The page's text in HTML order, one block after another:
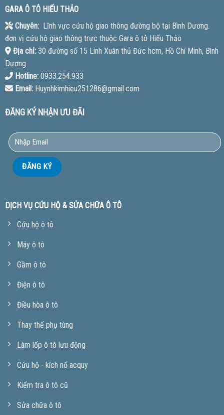
GARA Ô TÔ HIẾU THẢO
Chuyên:Lĩnh vực cứu hộ giao thông đường bộ tại Bình Dương.
đơn vị cứu hộ giao thông trực thuộc Gara ô tô Hiếu Thảo
Địa chỉ:30 đường số 15 Linh Xuân thủ Đức hcm, Hồ Chí Minh, Bình
Dương
Hotline:0933.254.933
Email:Huynhkimhieu251286@gmail.com
ĐĂNG KÝ NHẬN ƯU ĐÃI
DỊCH VỤ CỨU HỘ & SỬA CHỮA Ô TÔ
Cứu hộ ô tô
Máy ô tô
Gầm ô tô
Điện ô tô
Điều hòa ô tô
Thay thế phụ tùng
Làm lốp ô tô lưu động
Cứu hộ - kích nổ acquy
Kiểm tra ô tô cũ
Sửa chữa ô tô